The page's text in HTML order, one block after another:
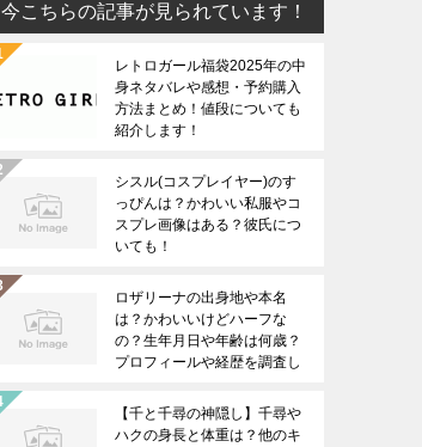
今こちらの記事が見られています！
レトロガール福袋2025年の中
身ネタバレや感想・予約購入
方法まとめ！値段についても
紹介します！
シスル(コスプレイヤー)のす
っぴんは？かわいい私服やコ
スプレ画像はある？彼氏につ
いても！
ロザリーナの出身地や本名
は？かわいいけどハーフな
の？生年月日や年齢は何歳？
プロフィールや経歴を調査し
【千と千尋の神隠し】千尋や
ハクの身長と体重は？他のキ